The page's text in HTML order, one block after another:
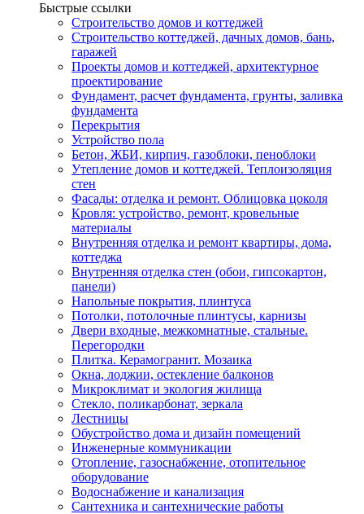
Быстрые ссылки
Строительство домов и коттеджей
Строительство коттеджей, дачных домов, бань,
гаражей
Проекты домов и коттеджей, архитектурное
проектирование
Фундамент, расчет фундамента, грунты, заливка
фундамента
Перекрытия
Устройство пола
Бетон, ЖБИ, кирпич, газоблоки, пеноблоки
Утепление домов и коттеджей. Теплоизоляция
стен
Фасады: отделка и ремонт. Облицовка цоколя
Кровля: устройство, ремонт, кровельные
материалы
Внутренняя отделка и ремонт квартиры, дома,
коттеджа
Внутренняя отделка стен (обои, гипсокартон,
панели)
Напольные покрытия, плинтуса
Потолки, потолочные плинтусы, карнизы
Двери входные, межкомнатные, стальные.
Перегородки
Плитка. Керамогранит. Мозаика
Окна, лоджии, остекление балконов
Микроклимат и экология жилища
Стекло, поликарбонат, зеркала
Лестницы
Обустройство дома и дизайн помещений
Инженерные коммуникации
Отопление, газоснабжение, отопительное
оборудование
Водоснабжение и канализация
Сантехника и сантехнические работы